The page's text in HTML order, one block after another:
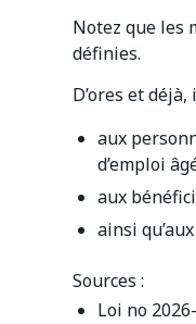
Notez que les
définies.
D’ores et
aux
d’emploi
aux
ainsi
Sources :
Loi no